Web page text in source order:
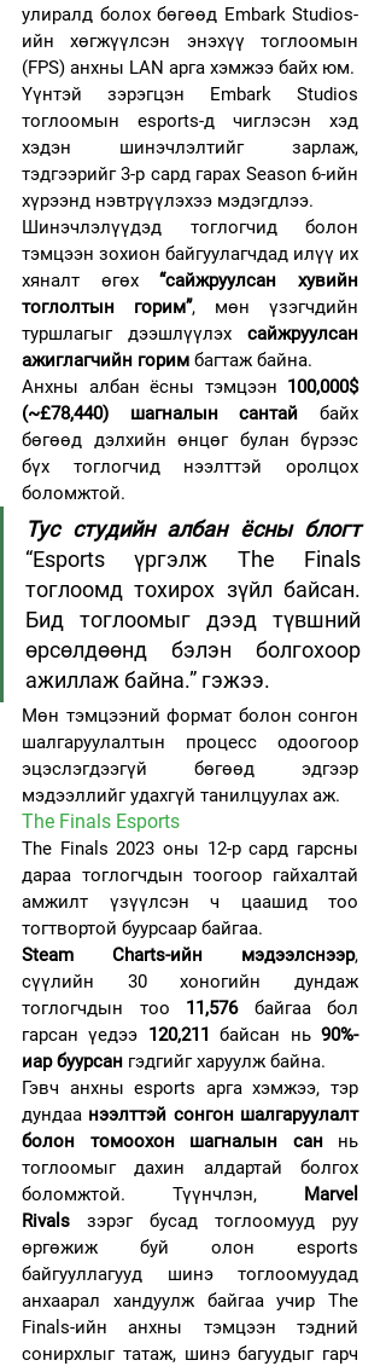
улиралд болох бөгөөд Embark Studios-
ийн хөгжүүлсэн энэхүү тоглоомын
(FPS) анхны LAN арга хэмжээ байх юм.
Үүнтэй зэрэгцэн Embark Studios
тоглоомын esports-д чиглэсэн хэд
хэдэн шинэчлэлтийг зарлаж,
тэдгээрийг 3-р сард гарах Season 6-ийн
хүрээнд нэвтрүүлэхээ мэдэгдлээ.
Шинэчлэлүүдэд тоглогчид болон
тэмцээн зохион байгуулагчдад илүү их
хяналт өгөх “сайжруулсан хувийн
тоглолтын горим”, мөн үзэгчдийн
туршлагыг дээшлүүлэх сайжруулсан
ажиглагчийн горим багтаж байна.
Анхны албан ёсны тэмцээн 100,000$
(~£78,440) шагналын сантай байх
бөгөөд дэлхийн өнцөг булан бүрээс
бүх тоглогчид нээлттэй оролцох
боломжтой.
Тус студийн албан ёсны блогт
“Esports үргэлж The Finals
тоглоомд тохирох зүйл байсан.
Бид тоглоомыг дээд түвшний
өрсөлдөөнд бэлэн болгохоор
ажиллаж байна.” гэжээ.
Мөн тэмцээний формат болон сонгон
шалгаруулалтын процесс одоогоор
эцэслэгдээгүй бөгөөд эдгээр
мэдээллийг удахгүй танилцуулах аж.
The Finals Esports
The Finals 2023 оны 12-р сард гарсны
дараа тоглогчдын тоогоор гайхалтай
амжилт үзүүлсэн ч цаашид тоо
тогтвортой буурсаар байгаа.
Steam Charts-ийн мэдээлснээр,
сүүлийн 30 хоногийн дундаж
тоглогчдын тоо 11,576 байгаа бол
гарсан үедээ 120,211 байсан нь 90%-
иар буурсан гэдгийг харуулж байна.
Гэвч анхны esports арга хэмжээ, тэр
дундаа нээлттэй сонгон шалгаруулалт
болон томоохон шагналын сан нь
тоглоомыг дахин алдартай болгох
боломжтой. Түүнчлэн, Marvel
Rivals зэрэг бусад тоглоомууд руу
өргөжиж буй олон esports
байгууллагууд шинэ тоглоомуудад
анхаарал хандуулж байгаа учир The
Finals-ийн анхны тэмцээн тэдний
сонирхлыг татаж, шинэ багуудыг гарч